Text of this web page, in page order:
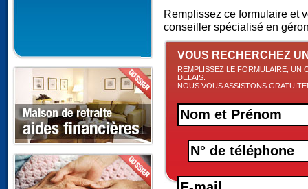
Remplissez ce formulaire et
conseiller spécialisé en
VOUS RECHERCHEZ
REMPLISSEZ LE FORMULAIRE, UN
DELAIS.
NOUS VOUS ASSISTONS